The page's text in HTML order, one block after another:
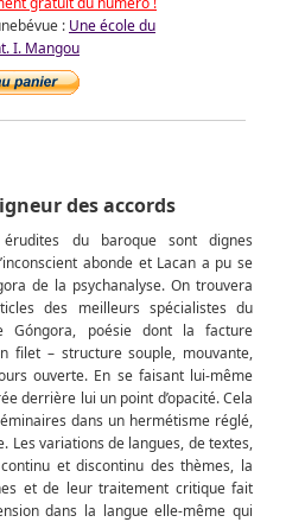
: Une école du
I. Mangou
des accords
du baroque sont dignes
abonde et Lacan a pu se
de la psychanalyse. On trouvera
des meilleurs spécialistes du
Góngora, poésie dont la facture
filet – structure souple, mouvante,
ouverte. En se faisant lui-même
derrière lui un point d’opacité. Cela
dans un hermétisme réglé,
Les variations de langues, de textes,
et discontinu des thèmes, la
et de leur traitement critique fait
dans la langue elle-même qui